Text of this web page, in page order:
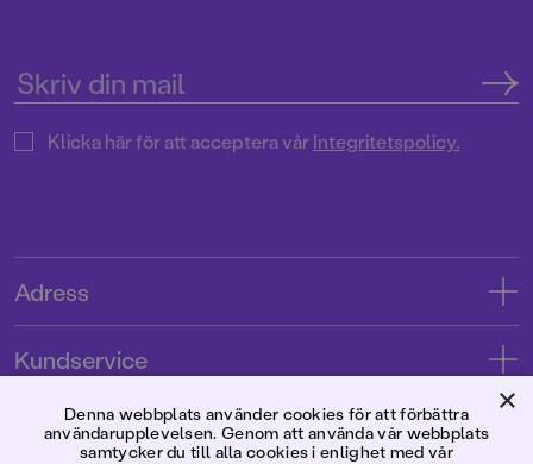
Klicka här för att acceptera vårIntegritetspolicy.
Adress
Tryckerigatan 4
Kundservice
Kontakta oss
Kundservice
Förlaget
×
Denna webbplats använder cookies för att förbättra
användarupplevelsen. Genom att använda vår webbplats
samtycker du till alla cookies i enlighet med vår